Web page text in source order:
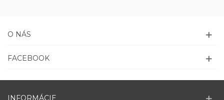
O NÁS
FACEBOOK
INFORMÁCIE